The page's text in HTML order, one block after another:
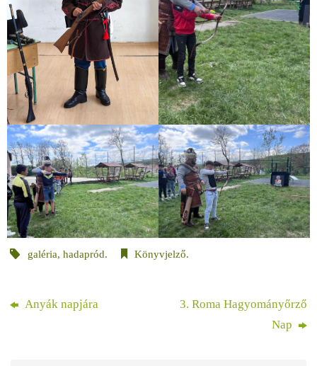
galéria,hadapród. Könyvjelző.
Anyák napjára
3. Roma Hagyományőrző
Nap